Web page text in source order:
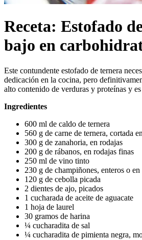
Receta: Estofado
bajo en
Este contundente estofado de ternera
dedicación en la cocina, pero
alto contenido de verduras y proteínas y
Ingredientes
600 ml de caldo de ternera
560 g de carne de ternera, cortada
300 g de zanahoria, en rodajas
200 g de rábanos, en rodajas finas
250 ml de vino tinto
230 g de champiñones, enteros o en
120 g de cebolla picada
2 dientes de ajo, picados
1 cucharada de aceite de aguacate
1 hoja de laurel
30 gramos de harina
¼ cucharadita de sal
¼ cucharadita de pimienta negra,